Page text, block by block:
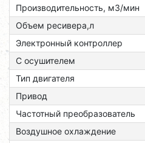
Производительность, м3/мин
Объем ресивера,л
Электронный контроллер
С осушителем
Тип двигателя
Привод
Частотный преобразователь
Воздушное охлаждение